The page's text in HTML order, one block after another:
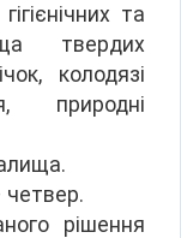
та
твердих
колодязі
природні
четвер.
рішення